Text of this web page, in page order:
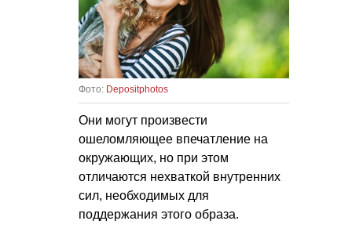
Фото: Depositphotos
Они могут произвести
ошеломляющее впечатление на
окружающих, но при этом
отличаются нехваткой внутренних
сил, необходимых для
поддержания этого образа.